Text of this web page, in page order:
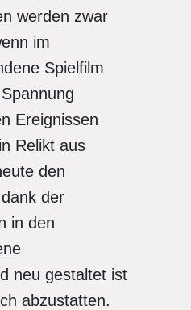
werden zwar
im
Spielfilm
Ereignissen
Relikt aus
den
der
in den
neu gestaltet ist
abzustatten.